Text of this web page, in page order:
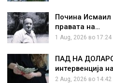
Почина Исмаил
правата на…
1 Aug, 2026 во 17:24
ПАД НА
интервенција
2 Aug, 2026 во 14:42